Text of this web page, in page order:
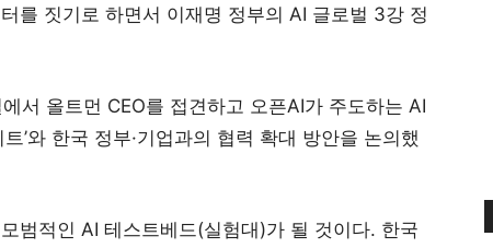
를 짓기로 하면서 이재명 정부의 AI 글로벌 3강 정
서 올트먼 CEO를 접견하고 오픈AI가 주도하는 AI
’와 한국 정부·기업과의 협력 확대 방안을 논의했
범적인 AI 테스트베드(실험대)가 될 것이다. 한국